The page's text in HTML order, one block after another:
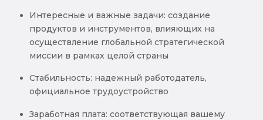
Интересные и важные задачи: создание
продуктов и инструментов, влияющих на
осуществление глобальной стратегической
миссии в рамках целой страны
Стабильность: надежный работодатель,
официальное трудоустройство
Заработная плата: соответствующая вашему